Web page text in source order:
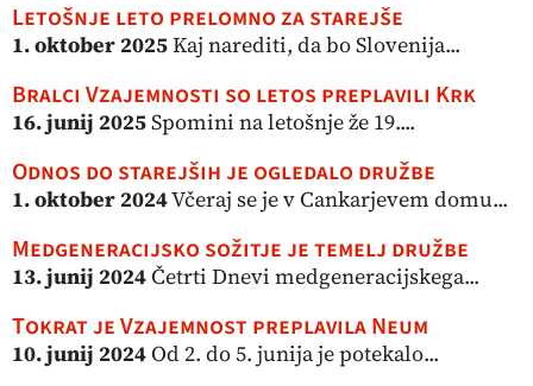
Letošnje leto prelomno za starejše
1. oktober 2025Kaj narediti, da bo Slovenija...
Bralci Vzajemnosti so letos preplavili Krk
16. junij 2025Spomini na letošnje že 19....
Odnos do starejših je ogledalo družbe
1. oktober 2024Včeraj se je v Cankarjevem domu...
Medgeneracijsko sožitje je temelj družbe
13. junij 2024Četrti Dnevi medgeneracijskega...
Tokrat je Vzajemnost preplavila Neum
10. junij 2024Od 2. do 5. junija je potekalo...